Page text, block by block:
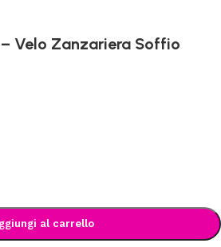
– Velo Zanzariera Soffio
al carrello